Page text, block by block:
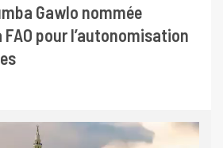
Gawlo nommée
pour l’autonomisation